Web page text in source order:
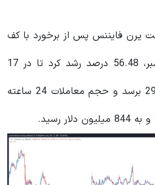
یرن فایننس پس از برخورد با کف
18،844 دلاری در 15 دسامبر، 56.48 درصد رشد کرد تا در 17
دسامبر به سقف روزانه 29،48 برسد و حجم معاملات 24 ساعته